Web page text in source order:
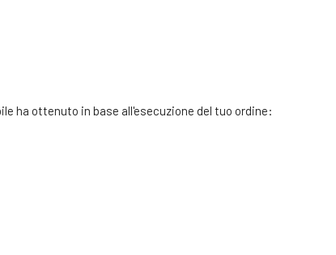
ha ottenuto in base all'esecuzione del tuo ordine: